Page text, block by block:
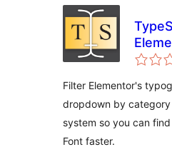
Filter Elementor's
dropdown by
system so you can
Font faster.